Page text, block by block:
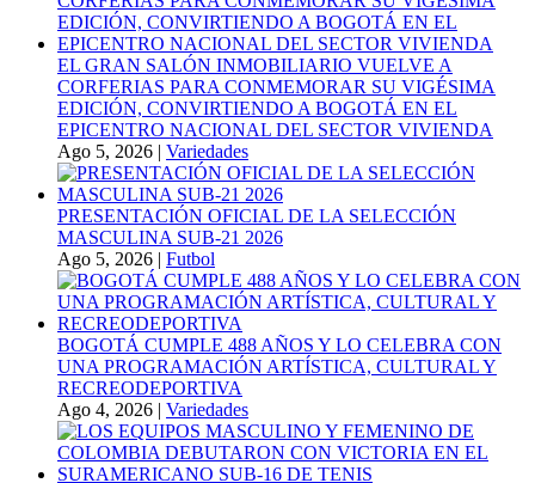
EL GRAN SALÓN INMOBILIARIO VUELVE A
CORFERIAS PARA CONMEMORAR SU VIGÉSIMA
EDICIÓN, CONVIRTIENDO A BOGOTÁ EN EL
EPICENTRO NACIONAL DEL SECTOR VIVIENDA
Ago 5, 2026 | Variedades
PRESENTACIÓN OFICIAL DE LA SELECCIÓN
MASCULINA SUB-21 2026
Ago 5, 2026 | Futbol
BOGOTÁ CUMPLE 488 AÑOS Y LO CELEBRA CON
UNA PROGRAMACIÓN ARTÍSTICA, CULTURAL Y
RECREODEPORTIVA
Ago 4, 2026 | Variedades